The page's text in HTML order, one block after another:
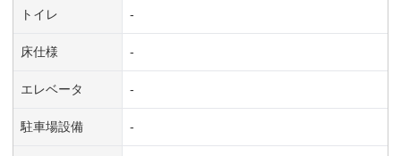
トイレ -
床仕様 -
エレベータ -
駐車場設備 -